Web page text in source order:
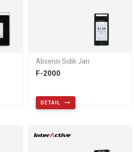
Absensi Sidik Jari
F-2000
DETAIL